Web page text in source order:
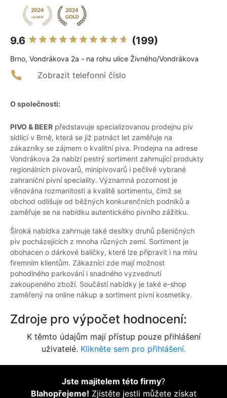
9.6 (199)
Brno, Vondrákova 2a - na rohu ulice Živného/Vondrákova
Zobrazit telefonní číslo
O společnosti:
PIVO & BEER představuje specializovanou prodejnu piv
sídlící v Brně, která se již patnáct let zaměřuje na
zákazníky se zájmem o kvalitní piva. Prodejna na adrese
Vondrákova 2a nabízí pestrý sortiment zahrnující produkty
regionálních pivovarů, minipivovarů i pečlivě vybrané
zahraniční pivní speciality. Významná pozornost je
věnována rozmanitosti a kvalitě sortimentu, čímž se
obchod odlišuje od běžných konkurenčních podniků a
zaměřuje se na nabídku autentického pivního zážitku.
Široká nabídka zahrnuje také desítky druhů pšeničných
piv pocházejících z mnoha různých zemí. Sortiment je
obohacen o dárkové balíčky, které lze připravit i na míru
firemním klientům. Zákazníci zde mají možnost
pohodlného parkování i snadného vyzvednutí
zakoupeného zboží. Součástí nabídky je také e-shop
zaměřený na online nákup a sortiment pivní kosmetiky.
Zdroje pro výpočet hodnocení:
K těmto údajům mají přístup pouze přihlášení
uživatelé. Klikněte sem pro přihlášení.
Jste majitelem této firmy?
Blahopřejeme! Zjistěte jestli můžete získat